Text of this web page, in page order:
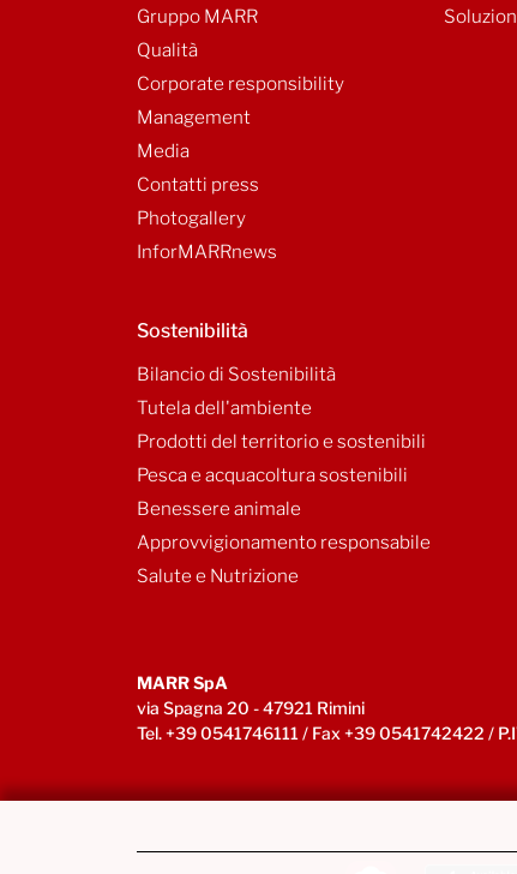
Gruppo MARR
Qualità
Corporate responsibility
Management
Media
Contatti press
Photogallery
InforMARRnews
Sostenibilità
Bilancio di Sostenibilità
Tutela dell'ambiente
Prodotti del territorio e sostenibili
Pesca e acquacoltura sostenibili
Benessere animale
Approvvigionamento responsabile
Salute e Nutrizione
MARR SpA
via Spagna 20 - 47921 Rimini
Tel. +39 0541746111 / Fax +39 0541742422 /